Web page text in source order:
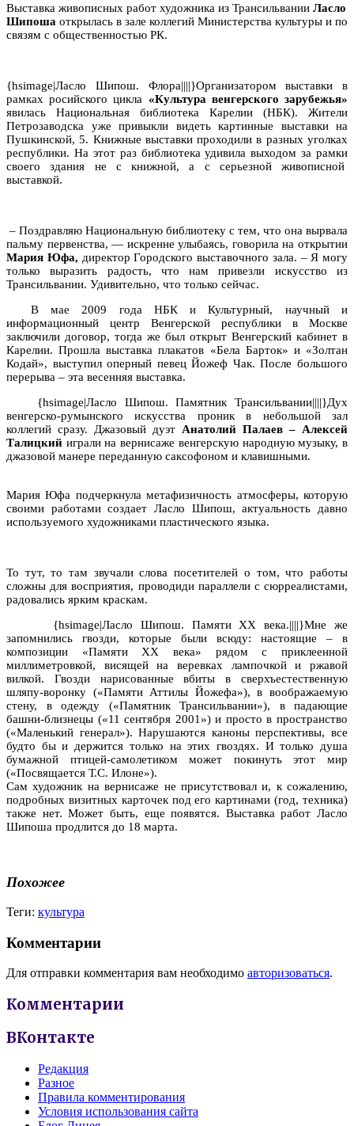
Выставка живописных работ художника из Трансильвании Ласло
Шипоша открылась в зале коллегий Министерства культуры и по
связям с общественностью РК.
{hsimage|Ласло Шипош. Флора||||}Организатором выставки в
рамках росийского цикла «Культура венгерского зарубежья»
явилась Национальная библиотека Карелии (НБК). Жители
Петрозаводска уже привыкли видеть картинные выставки на
Пушкинской, 5. Книжные выставки проходили в разных уголках
республики. На этот раз библиотека удивила выходом за рамки
своего здания не с книжной, а с серьезной живописной
выставкой.
– Поздравляю Национальную библиотеку с тем, что она вырвала
пальму первенства, — искренне улыбаясь, говорила на открытии
Мария Юфа, директор Городского выставочного зала. – Я могу
только выразить радость, что нам привезли искусство из
Трансильвании. Удивительно, что только сейчас.
В мае 2009 года НБК и Культурный, научный и
информационный центр Венгерской республики в Москве
заключили договор, тогда же был открыт Венгерский кабинет в
Карелии. Прошла выставка плакатов «Бела Барток» и «Золтан
Кодай», выступил оперный певец Йожеф Чак. После большого
перерыва – эта весенняя выставка.
{hsimage|Ласло Шипош. Памятник Трансильвании||||}Дух
венгерско-румынского искусства проник в небольшой зал
коллегий сразу. Джазовый дуэт Анатолий Палаев – Алексей
Талицкий играли на вернисаже венгерскую народную музыку, в
джазовой манере переданную саксофоном и клавишными.
Мария Юфа подчеркнула метафизичность атмосферы, которую
своими работами создает Ласло Шипош, актуальность давно
используемого художниками пластического языка.
То тут, то там звучали слова посетителей о том, что работы
сложны для восприятия, проводиди параллели с сюрреалистами,
радовались ярким краскам.
{hsimage|Ласло Шипош. Памяти XX века.||||}Мне же
запомнились гвозди, которые были всюду: настоящие – в
композиции «Памяти XX века» рядом с приклеенной
миллиметровкой, висящей на веревках лампочкой и ржавой
вилкой. Гвозди нарисованные вбиты в сверхъестественную
шляпу-воронку («Памяти Аттилы Йожефа»), в воображаемую
стену, в одежду («Памятник Трансильвании»), в падающие
башни-близнецы («11 сентября 2001») и просто в пространство
(«Маленький генерал»). Нарушаются каноны перспективы, все
будто бы и держится только на этих гвоздях. И только душа
бумажной птицей-самолетиком может покинуть этот мир
(«Посвящается Т.С. Илоне»).
Сам художник на вернисаже не присутствовал и, к сожалению,
подробных визитных карточек под его картинами (год, техника)
также нет. Может быть, еще появятся. Выставка работ Ласло
Шипоша продлится до 18 марта.
Похожее
Теги: культура
Комментарии
Для отправки комментария вам необходимо авторизоваться.
Комментарии
ВКонтакте
Редакция
Разное
Правила комментирования
Условия использования сайта